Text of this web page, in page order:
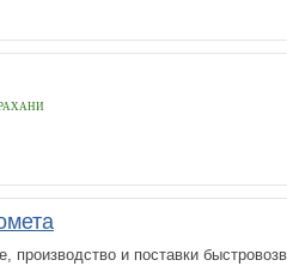
производство и поставки